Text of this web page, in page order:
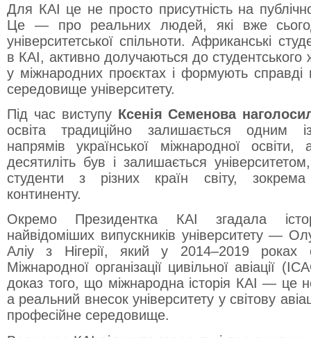
Для КАІ це не просто присутність на
Це — про реальних людей, які вже
університетської спільноти. Африканські
в КАІ, активно долучаються до
у міжнародних проєктах і формують справді
середовище університету.
Під час виступу Ксенія Семенова
освіта традиційно залишається одним
напрямів української міжнародної
десятиліть був і залишається
студенти з різних країн світу, зокрема
континенту.
Окремо Президентка КАІ згадала
найвідоміших випускників університету —
Аліу з Нігерії, який у 2014–2019 роках
Міжнародної організації цивільної авіації
доказ того, що міжнародна історія КАІ — це
а реальний внесок університету у світову
професійне середовище.